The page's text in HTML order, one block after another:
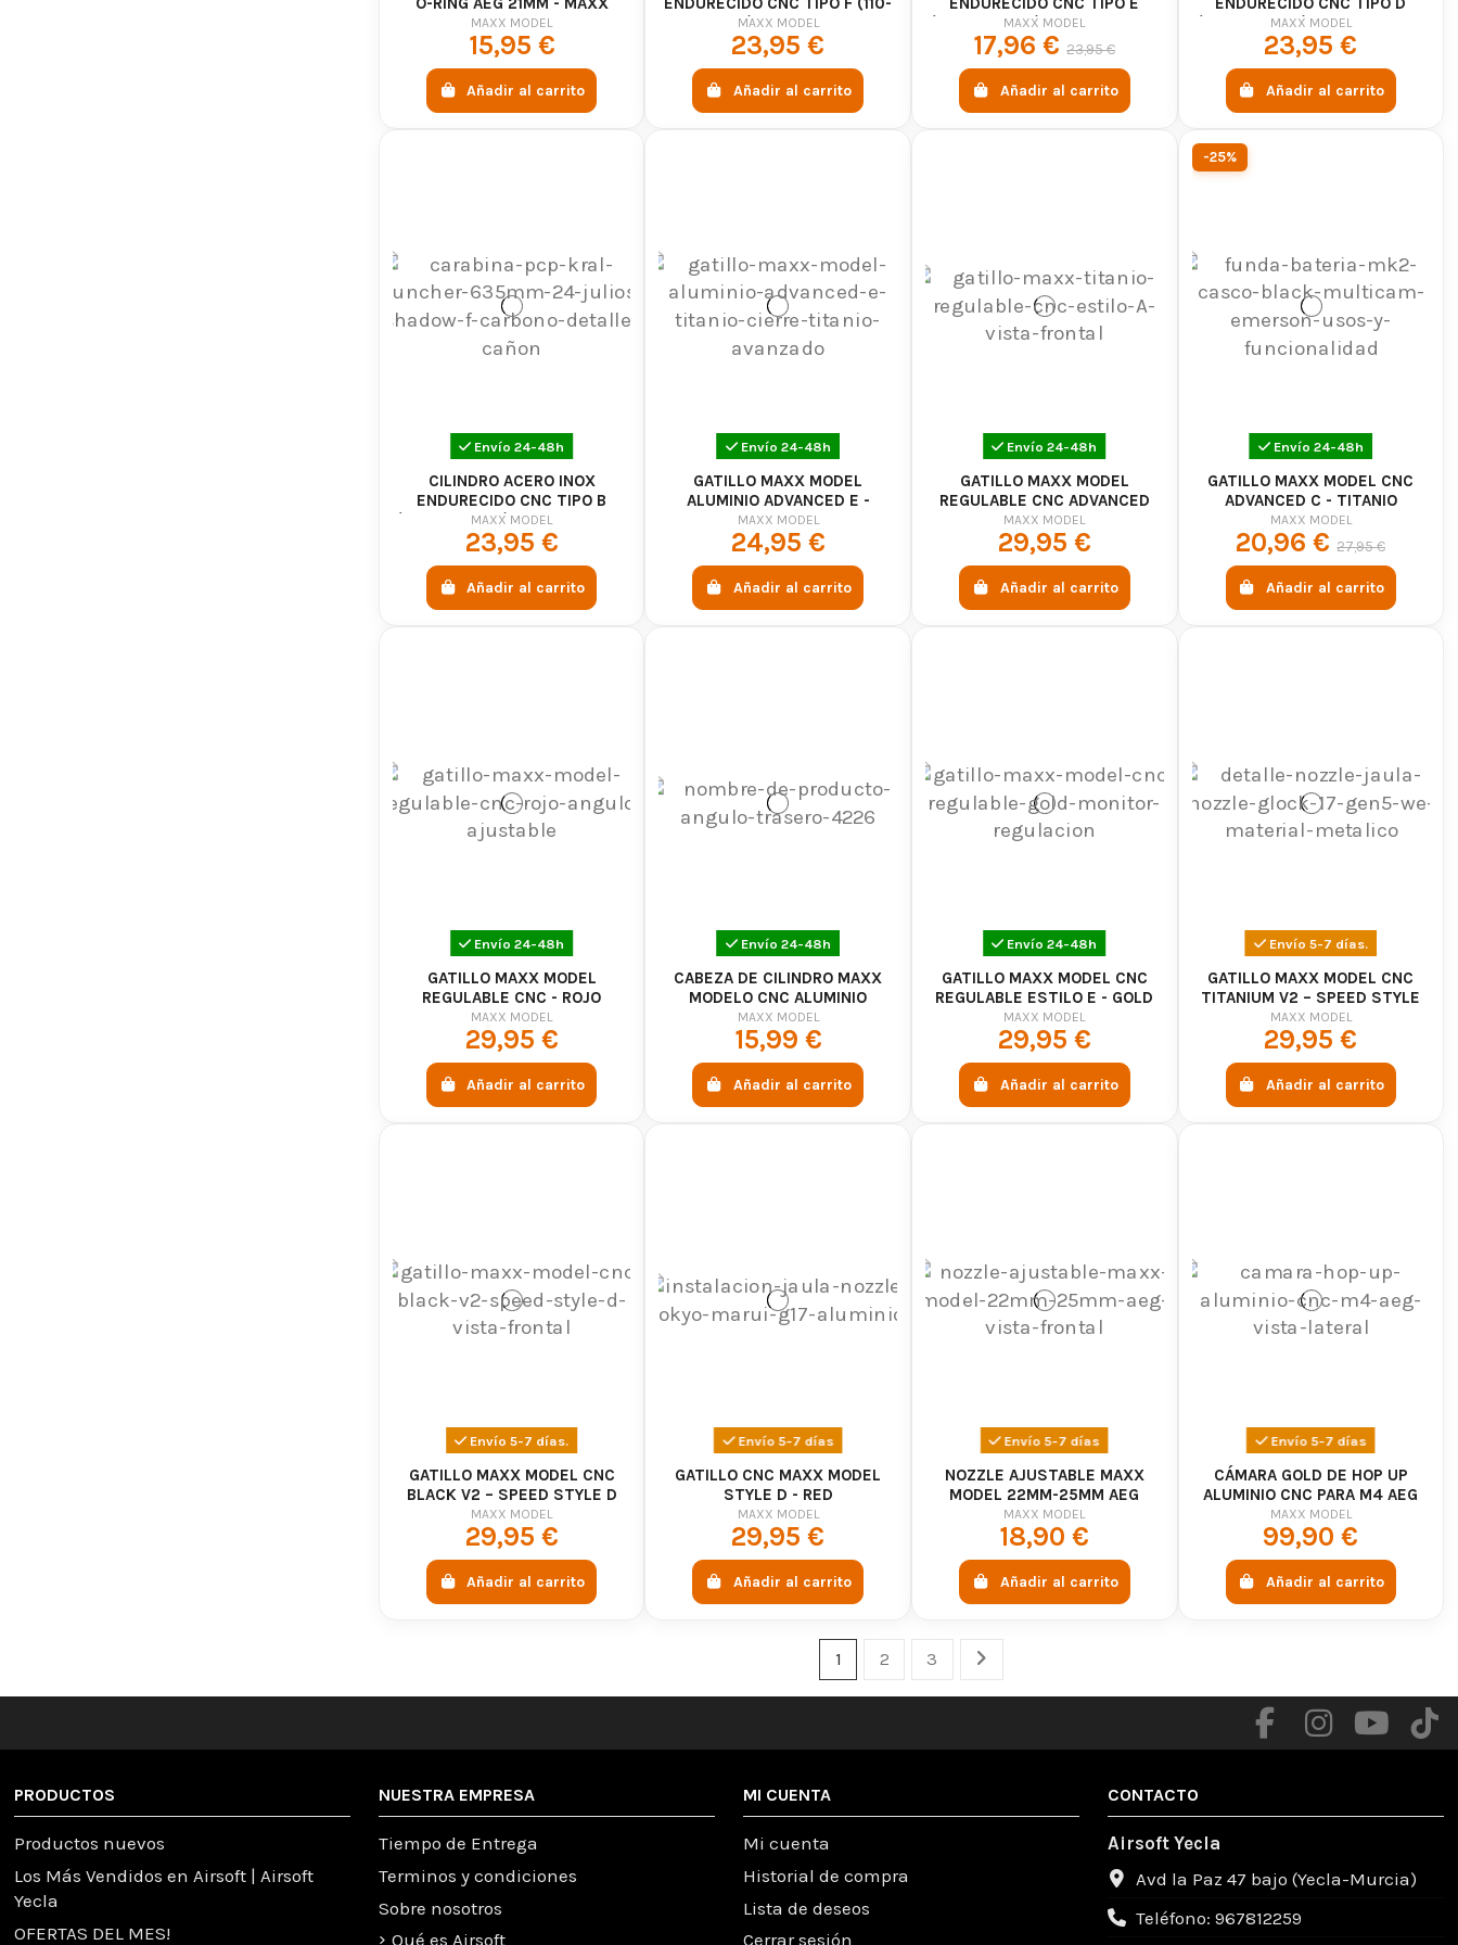
MODEL
MAXX MODEL
15,95 €
Añadir al carrito
200 MM) - MAXX MODEL
MAXX MODEL
23,95 €
Añadir al carrito
(200-250 MM) - MAXX MODEL
MAXX MODEL
17,96 €23,95 €
Añadir al carrito
(250-300 MM) - MAXX MODEL
MAXX MODEL
23,95 €
Añadir al carrito
Envío 24-48h
CILINDRO ACERO INOX
ENDURECIDO CNC TIPO B
(400-450 MM) - MAXX MODEL
MAXX MODEL
23,95 €
Añadir al carrito
Envío 24-48h
GATILLO MAXX MODEL
ALUMINIO ADVANCED E -
TITANIO
MAXX MODEL
24,95 €
Añadir al carrito
Envío 24-48h
GATILLO MAXX MODEL
REGULABLE CNC ADVANCED
ESTILO A - TITANIO
MAXX MODEL
29,95 €
Añadir al carrito
-25%
Envío 24-48h
GATILLO MAXX MODEL CNC
ADVANCED C - TITANIO
MAXX MODEL
20,96 €27,95 €
Añadir al carrito
Envío 24-48h
GATILLO MAXX MODEL
REGULABLE CNC - ROJO
MAXX MODEL
29,95 €
Añadir al carrito
Envío 24-48h
CABEZA DE CILINDRO MAXX
MODELO CNC ALUMINIO
MAXX MODEL
15,99 €
Añadir al carrito
Envío 24-48h
GATILLO MAXX MODEL CNC
REGULABLE ESTILO E - GOLD
MAXX MODEL
29,95 €
Añadir al carrito
Envío 5-7 días.
GATILLO MAXX MODEL CNC
TITANIUM V2 – SPEED STYLE
D
MAXX MODEL
29,95 €
Añadir al carrito
Envío 5-7 días.
GATILLO MAXX MODEL CNC
BLACK V2 – SPEED STYLE D
MAXX MODEL
29,95 €
Añadir al carrito
Envío 5-7 días
GATILLO CNC MAXX MODEL
STYLE D - RED
MAXX MODEL
29,95 €
Añadir al carrito
Envío 5-7 días
NOZZLE AJUSTABLE MAXX
MODEL 22MM-25MM AEG
MAXX MODEL
18,90 €
Añadir al carrito
Envío 5-7 días
CÁMARA GOLD DE HOP UP
ALUMINIO CNC PARA M4 AEG
MAXX MODEL
99,90 €
Añadir al carrito
1 2 3
PRODUCTOS
Productos nuevos
Los Más Vendidos en Airsoft | Airsoft
Yecla
OFERTAS DEL MES!
NUESTRA EMPRESA
Tiempo de Entrega
Terminos y condiciones
Sobre nosotros
Qué es Airsoft
MI CUENTA
Mi cuenta
Historial de compra
Lista de deseos
Cerrar sesión
CONTACTO
Airsoft Yecla
Avd la Paz 47 bajo (Yecla-Murcia)
Teléfono: 967812259